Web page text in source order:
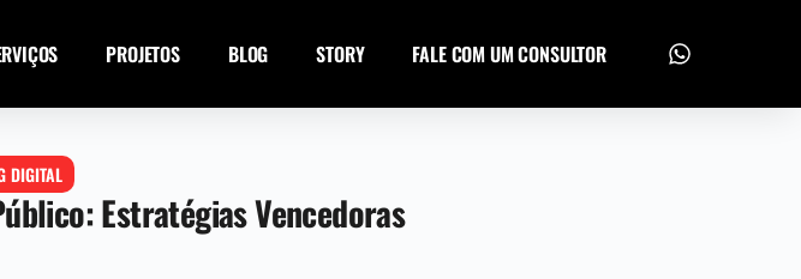
PROJETOS BLOG STORY FALE COM UM CONSULTOR
DIGITAL
Estratégias Vencedoras